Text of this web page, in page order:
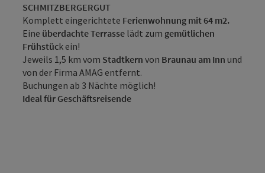
SCHMITZBERGERGUT
Komplett eingerichtete Ferienwohnung mit 64 m2.
Eine überdachte Terrasse lädt zum gemütlichen
Frühstück ein!
Jeweils 1,5 km vom Stadtkern von Braunau am Inn und
von der Firma AMAG entfernt.
Buchungen ab 3 Nächte möglich!
Ideal für Geschäftsreisende